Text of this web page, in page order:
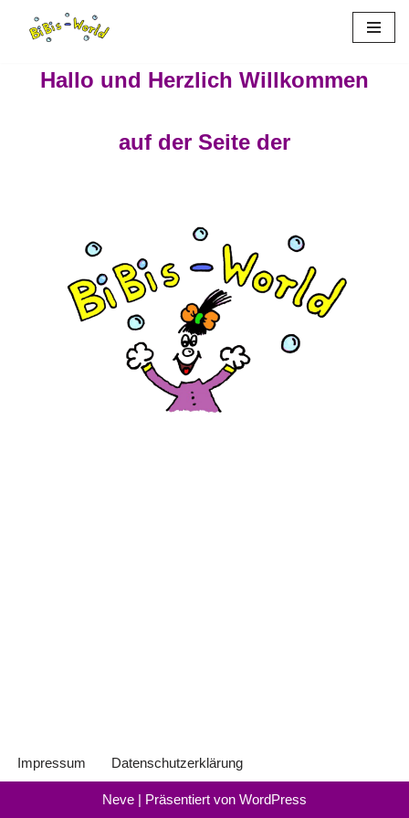
Inhalt
springen
Hallo und Herzlich Willkommen
auf der Seite der
Impressum Datenschutzerklärung
Neve | Präsentiert von WordPress